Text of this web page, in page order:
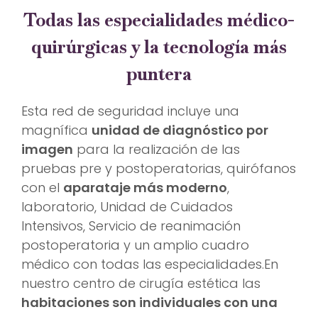
Todas las especialidades médico-
quirúrgicas y la tecnología más
puntera
Esta red de seguridad incluye una
magnífica unidad de diagnóstico por
imagen para la realización de las
pruebas pre y postoperatorias, quirófanos
con el aparataje más moderno,
laboratorio, Unidad de Cuidados
Intensivos, Servicio de reanimación
postoperatoria y un amplio cuadro
médico con todas las especialidades.En
nuestro centro de cirugía estética las
habitaciones son individuales con una